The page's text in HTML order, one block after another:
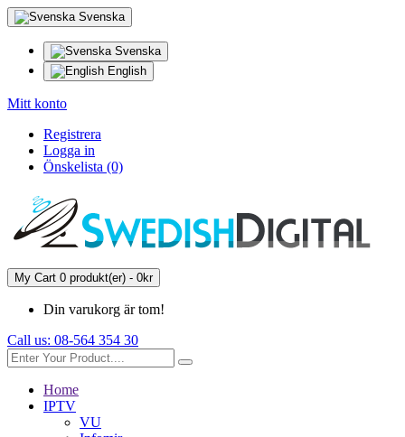
Svenska
Svenska
English
Mitt konto
Registrera
Logga in
Önskelista (0)
My Cart 0 produkt(er) - 0kr
Din varukorg är tom!
Call us: 08-564 354 30
Home
IPTV
VU